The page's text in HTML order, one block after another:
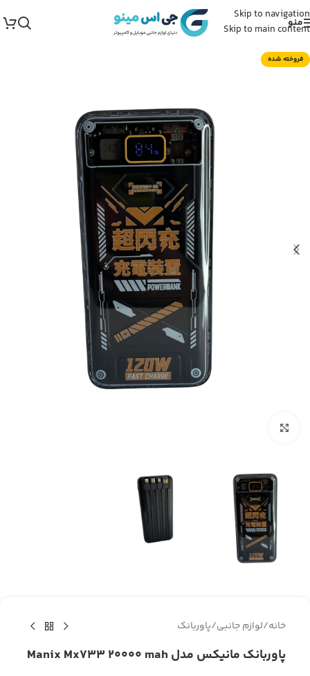
Skip to navigation
Skip to main content
منو
فروخته شده
خانه/لوازم جانبی/پاوربانک
پاوربانک مانیکس مدل Manix Mx733 20000 mah